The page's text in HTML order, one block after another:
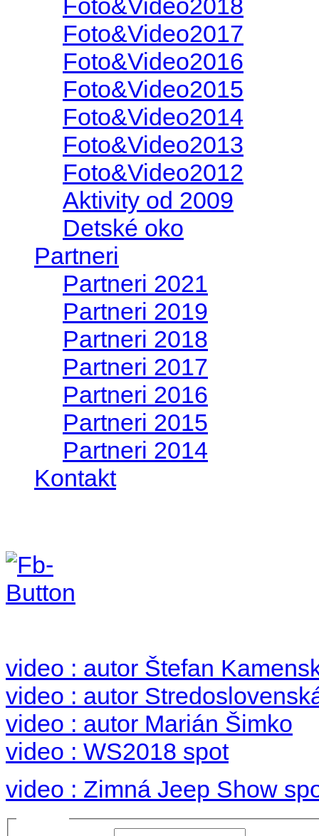
Foto&Video2018
Foto&Video2017
Foto&Video2016
Foto&Video2015
Foto&Video2014
Foto&Video2013
Foto&Video2012
Aktivity od 2009
Detské oko
Partneri
Partneri 2021
Partneri 2019
Partneri 2018
Partneri 2017
Partneri 2016
Partneri 2015
Partneri 2014
Kontakt
video : autor Štefan
video : autor
video : autor Marián Šimko
video : WS2018 spot
video : Zimná Jeep Show